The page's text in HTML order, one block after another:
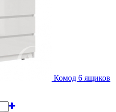
Комод 6 ящиков